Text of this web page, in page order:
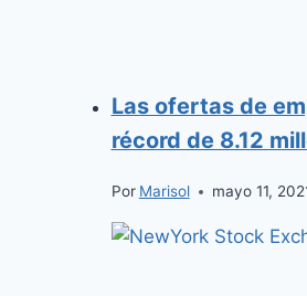
Las ofertas de
récord de 8.12
Por Marisol mayo 11,